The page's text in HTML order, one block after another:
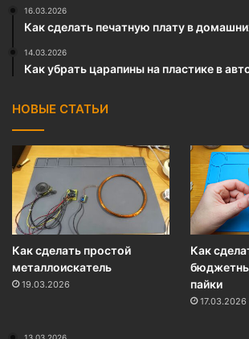
16.03.2026
Как сделать печатную плату в
14.03.2026
Как убрать царапины на пластике в
НОВЫЕ СТАТЬИ
Как сделать простой
металлоискатель
19.03.2026
Как
пайки
17.03.2026